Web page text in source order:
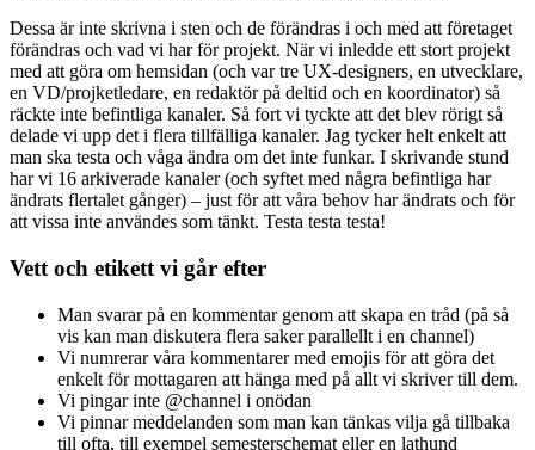
Dessa är inte skrivna i sten och de förändras i och med att företaget
förändras och vad vi har för projekt. När vi inledde ett stort projekt
med att göra om hemsidan (och var tre UX-designers, en utvecklare,
en VD/projketledare, en redaktör på deltid och en koordinator) så
räckte inte befintliga kanaler. Så fort vi tyckte att det blev rörigt så
delade vi upp det i flera tillfälliga kanaler. Jag tycker helt enkelt att
man ska testa och våga ändra om det inte funkar. I skrivande stund
har vi 16 arkiverade kanaler (och syftet med några befintliga har
ändrats flertalet gånger) – just för att våra behov har ändrats och för
att vissa inte användes som tänkt. Testa testa testa!
Vett och etikett vi går efter
Man svarar på en kommentar genom att skapa en tråd (på så
vis kan man diskutera flera saker parallellt i en channel)
Vi numrerar våra kommentarer med emojis för att göra det
enkelt för mottagaren att hänga med på allt vi skriver till dem.
Vi pingar inte @channel i onödan
Vi pinnar meddelanden som man kan tänkas vilja gå tillbaka
till ofta, till exempel semesterschemat eller en lathund